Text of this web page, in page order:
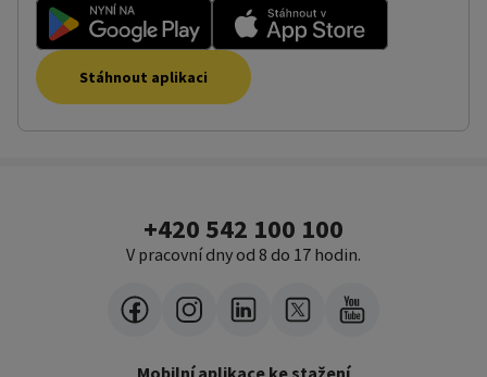
Stáhnout aplikaci
+420 542 100 100
V pracovní dny od 8 do 17 hodin.